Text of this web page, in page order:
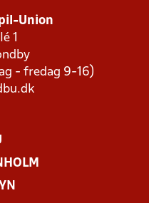
Union
1
- fredag 9-16)